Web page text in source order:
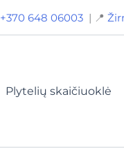
+370 648 06003 | 📍
Plytelių skaičiuoklė
kiekis:
facetas
sidabras